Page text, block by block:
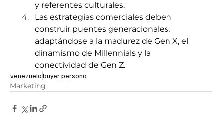
y referentes culturales.
Las estrategias comerciales deben
construir puentes generacionales,
adaptándose a la madurez de Gen X, el
dinamismo de Millennials y la
conectividad de Gen Z.
venezuelabuyer persona
Marketing